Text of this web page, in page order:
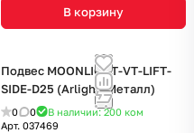
В корзину
Подвес MOONLIGHT-VT-LIFT-
SIDE-D25 (Arlight, Металл)
0 0 В наличии: 200 ком
Арт. 037469